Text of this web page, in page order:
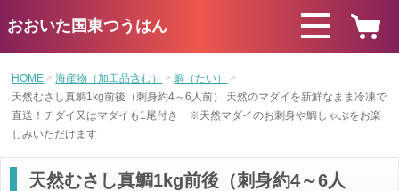
おおいた国東つうはん
HOME 海産物（加工品含む）
鯛（たい）
天然むさし真鯛1kg前後（刺身約4～6人前） 天然のマダイを新鮮なまま冷凍で
直送！チダイ又はマダイも1尾付き ※天然マダイのお刺身や鯛しゃぶをお楽
しみいただけます
天然むさし真鯛1kg前後（刺身約4～6人